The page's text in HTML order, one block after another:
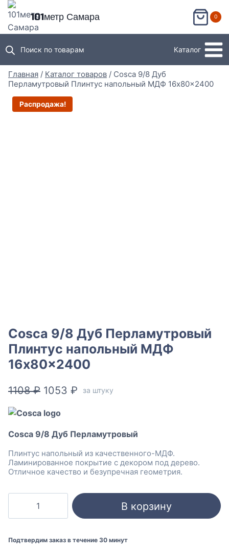
Перейти
содержимому
101метр Самара 0
Поиск по товарам Каталог
Главная / Каталог товаров / Cosca 9/8 Дуб
Перламутровый Плинтус напольный МДФ 16x80x2400
Распродажа!
Cosca 9/8 Дуб Перламутровый
Плинтус напольный МДФ
16x80x2400
1108₽ Первоначальная
1108 ₽.
1053 ₽ Текущая
за штуку
Cosca 9/8 Дуб Перламутровый
Плинтус напольный из качественного-МДФ.
Ламинированное покрытие с декором под дерево.
Отличное качество и безупречная геометрия.
9/8
В корзину
Подтвердим заказ в течение 30 минут